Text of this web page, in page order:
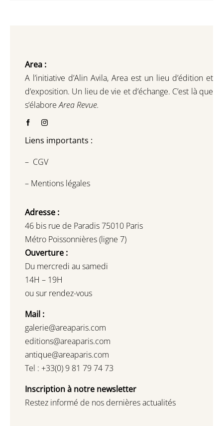
Area :
A l’initiative d’Alin Avila, Area est un lieu d’édition et
d’exposition. Un lieu de vie et d’échange. C’est là que
s’élaboreArea Revue.
Liens importants :
– CGV
– Mentions légales
Adresse :
46 bis rue de Paradis 75010 Paris
Métro Poissonnières (ligne 7)
Ouverture :
Du mercredi au samedi
14H – 19H
ou sur rendez-vous
Mail :
galerie@areaparis.com
editions@areaparis.com
antique@areaparis.com
Tel : +33(0) 9 81 79 74 73
Inscription à notre newsletter
Restez informé de nos dernières actualités